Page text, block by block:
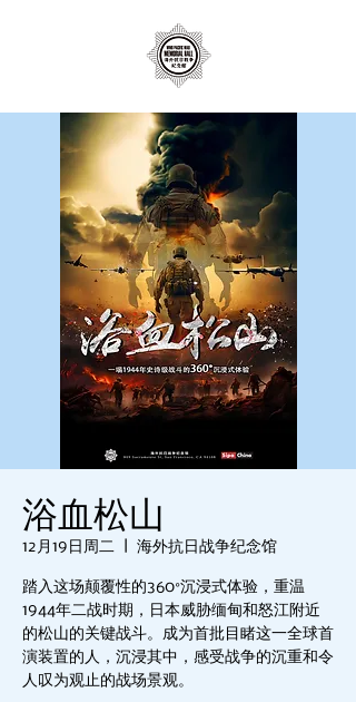
浴血松山
12月19日周二 海外抗日战争纪念馆
踏入这场颠覆性的360°沉浸式体验，重温
1944年二战时期，日本威胁缅甸和怒江附近
的松山的关键战斗。成为首批目睹这一全球首
演装置的人，沉浸其中，感受战争的沉重和令
人叹为观止的战场景观。